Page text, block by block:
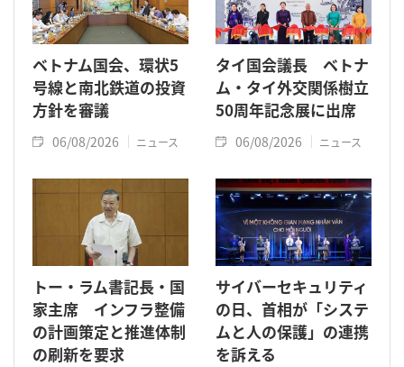
ベトナム国会、環状5
号線と南北鉄道の投資
方針を審議
06/08/2026 ニュース
タイ国会議長 ベトナ
ム・タイ外交関係樹立
50周年記念展に出席
06/08/2026 ニュース
トー・ラム書記長・国
家主席 インフラ整備
の計画策定と推進体制
の刷新を要求
サイバーセキュリティ
の日、首相が「システ
ムと人の保護」の連携
を訴える